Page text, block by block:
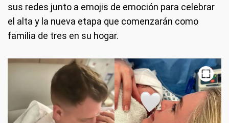
sus redes junto a emojis de emoción para celebrar
el alta y la nueva etapa que comenzarán como
familia de tres en su hogar.